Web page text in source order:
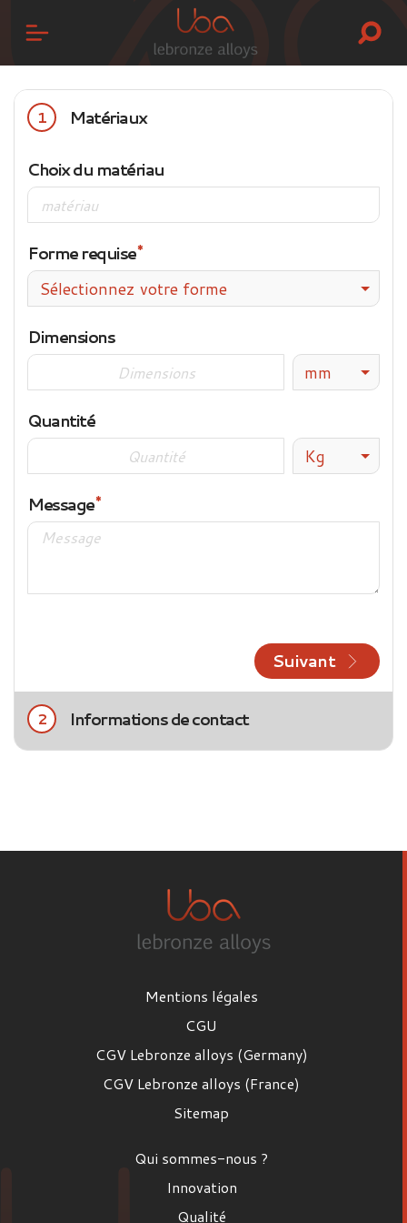
1 Matériaux
Choix du matériau
Forme requise
Sélectionnez votre forme
Dimensions
mm
Quantité
Kg
Message
Suivant
2 Informations de contact
Mentions légales
CGU
CGV Lebronze alloys (Germany)
CGV Lebronze alloys (France)
Sitemap
Qui sommes-nous ?
Innovation
Qualité